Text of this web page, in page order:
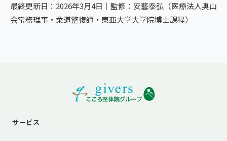
最終更新日：2026年3月4日｜監修：安藝泰弘（医療法人奥山
会常務理事・柔道整復師・東亜大学大学院博士課程）
サービス